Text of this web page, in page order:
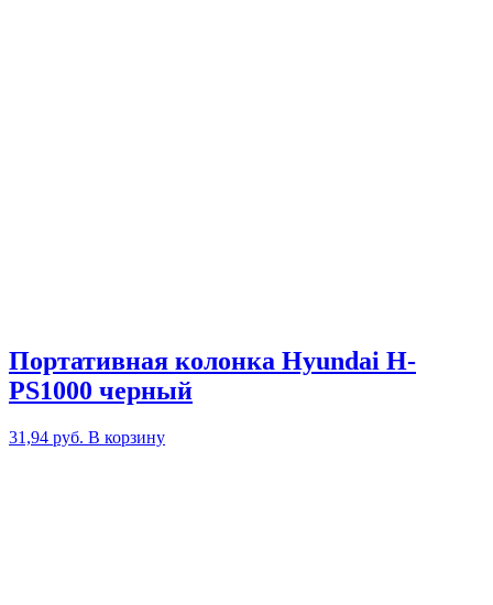
Портативная колонка Hyundai H-
PS1000 черный
31,94 руб. В корзину